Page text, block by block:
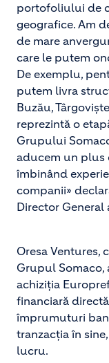
portofoliului de
geografice. Am
de mare
care le putem
De exemplu,
putem livra
Buzău,
reprezintă o
Grupului
aducem un plus
îmbinând
companii»
Director General
Oresa Ventures,
Grupul
achiziția
financiară
împrumuturi
tranzacția în
lucru.